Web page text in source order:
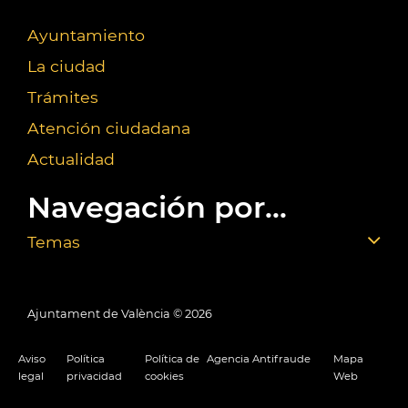
Ayuntamiento
La ciudad
Trámites
Atención ciudadana
Actualidad
Navegación por...
Temas
Ajuntament de València © 2026
Aviso
legal
Política
privacidad
Política de
cookies
Agencia Antifraude
Mapa
Web